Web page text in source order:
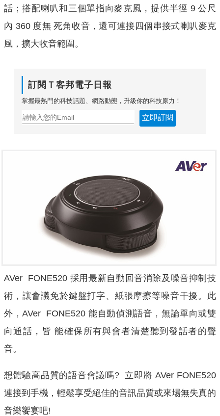
話；搭配喇叭和三個單指向麥克風，提供半徑 9 公尺
內 360 度無 死角收音，還可連接四個串接式喇叭麥克
風，擴大收音範圍。
訂閱Ｔ客邦電子日報
掌握最熱門的科技話題、網路動態，升級你的科技原力！
立即訂閱
AVer FONE520 採用最新自動回音消除及噪音抑制技
術，讓會議免於鍵盤打字、紙張摩擦等噪音干擾。此
外，AVer FONE520 能自動偵測語音，無論單向或雙
向通話，皆 能確保所有與會者清楚聽到發話者的聲
音。
想體驗高品質的語音會議嗎? 立即將 AVer FONE520
連接到手機，輕鬆享受絕佳的音訊品質或來場無失真的
音樂饗宴吧!